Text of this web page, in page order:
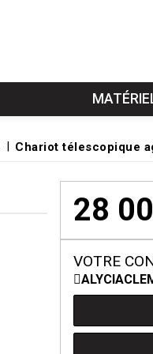
Chariot télescopique
28
VOTRE
ALYCIA